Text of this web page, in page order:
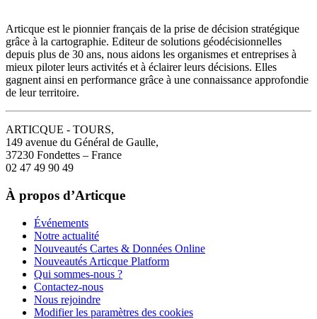
Articque est le pionnier français de la prise de décision stratégique
grâce à la cartographie. Editeur de solutions géodécisionnelles
depuis plus de 30 ans, nous aidons les organismes et entreprises à
mieux piloter leurs activités et à éclairer leurs décisions. Elles
gagnent ainsi en performance grâce à une connaissance approfondie
de leur territoire.
ARTICQUE - TOURS,
149 avenue du Général de Gaulle,
37230 Fondettes – France
02 47 49 90 49
À propos d’Articque
Événements
Notre actualité
Nouveautés Cartes & Données Online
Nouveautés Articque Platform
Qui sommes-nous ?
Contactez-nous
Nous rejoindre
Modifier les paramètres des cookies